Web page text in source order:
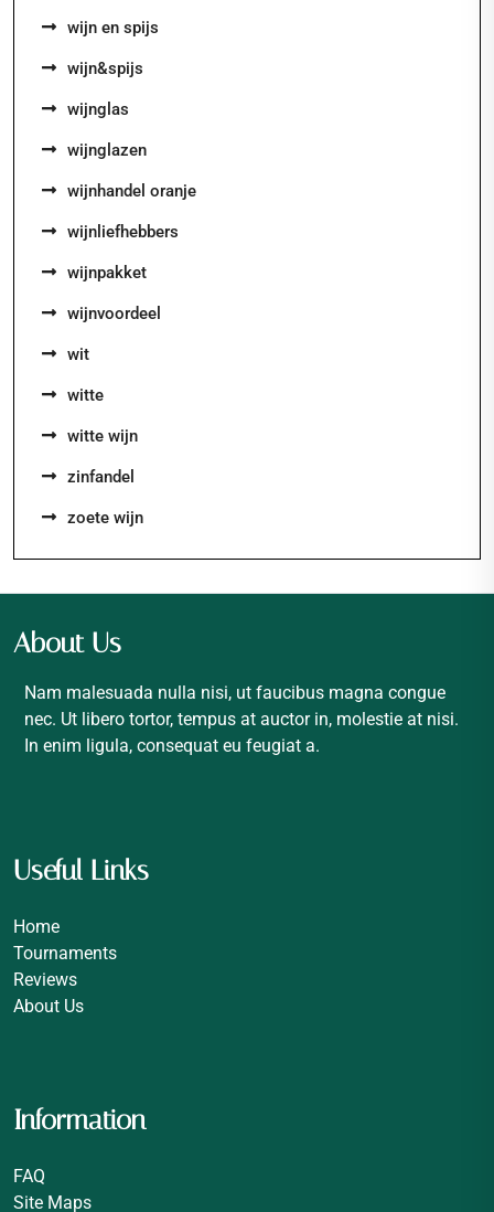
wijn en spijs
wijn&spijs
wijnglas
wijnglazen
wijnhandel oranje
wijnliefhebbers
wijnpakket
wijnvoordeel
wit
witte
witte wijn
zinfandel
zoete wijn
About Us
Nam malesuada nulla nisi, ut faucibus magna congue
nec. Ut libero tortor, tempus at auctor in, molestie at nisi.
In enim ligula, consequat eu feugiat a.
Useful Links
Home
Tournaments
Reviews
About Us
Information
FAQ
Site Maps